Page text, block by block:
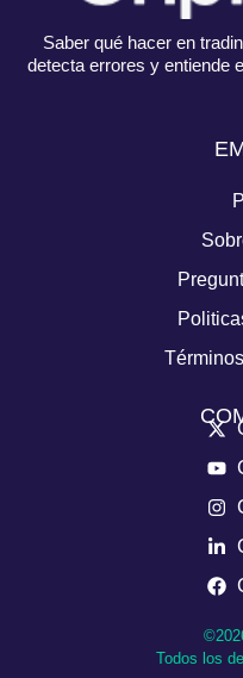
Saber qué hacer en
detecta errores y entiende
Todos los